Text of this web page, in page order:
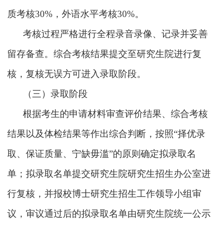
质考核30%，外语水平考核30%。
考核过程严格进行全程录音录像、记录并妥善
留存备查。综合考核结果提交至研究生院进行复
核，复核无误方可进入录取阶段。
（三）录取阶段
根据考生的申请材料审查评价结果、综合考核
结果以及体检结果等作出综合判断，按照“择优录
取、保证质量、宁缺毋滥”的原则确定拟录取名
单；拟录取名单提交研究生院研究生招生办公室进
行复核，并报校博士研究生招生工作领导小组审
议，审议通过后的拟录取名单由研究生院统一公示